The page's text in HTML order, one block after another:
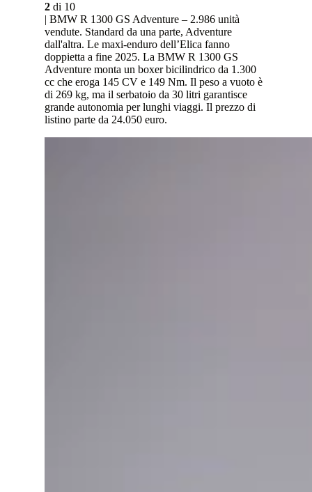
2 di 10
| BMW R 1300 GS Adventure – 2.986 unità
vendute. Standard da una parte, Adventure
dall'altra. Le maxi-enduro dell’Elica fanno
doppietta a fine 2025. La BMW R 1300 GS
Adventure monta un boxer bicilindrico da 1.300
cc che eroga 145 CV e 149 Nm. Il peso a vuoto è
di 269 kg, ma il serbatoio da 30 litri garantisce
grande autonomia per lunghi viaggi. Il prezzo di
listino parte da 24.050 euro.